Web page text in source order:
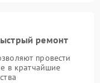
ремонт
провести
в кратчайшие